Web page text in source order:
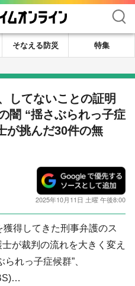
検索
そなえる防災
特集
してないことの証明
闇 “揺さぶられっ子症
挑んだ30件の無
2025年10月11日 土曜 午後8:00
得してきた刑事弁護のス
が裁判の流れを大きく変え
れっ子症候群”、